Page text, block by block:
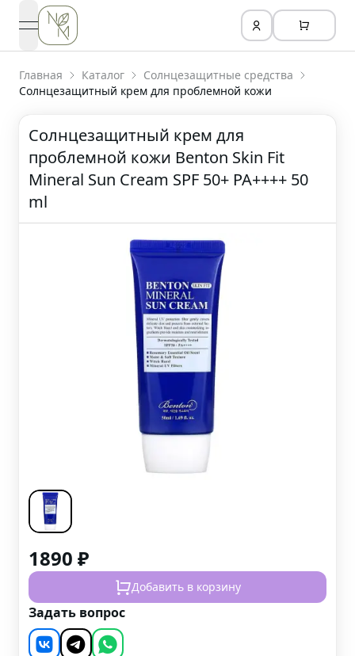
open navigation menu
Главная Каталог
Солнцезащитные средства
Cолнцезащитный крем для проблемной кожи
Cолнцезащитный крем для
проблемной кожи Benton Skin Fit
Mineral Sun Cream SPF 50+ PA++++ 50
ml
1890 ₽
Добавить в корзину
Задать вопрос